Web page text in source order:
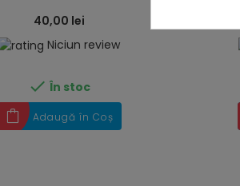
40,00 lei
Niciun review
 În stoc
Adaugă în Coș